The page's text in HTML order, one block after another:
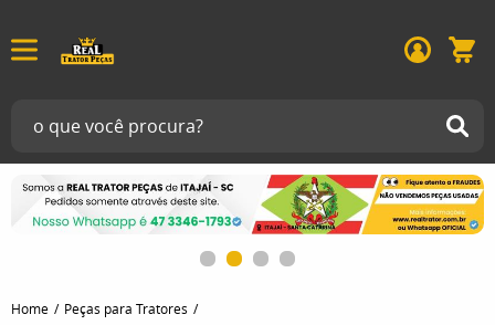
Home Peças para Tratores